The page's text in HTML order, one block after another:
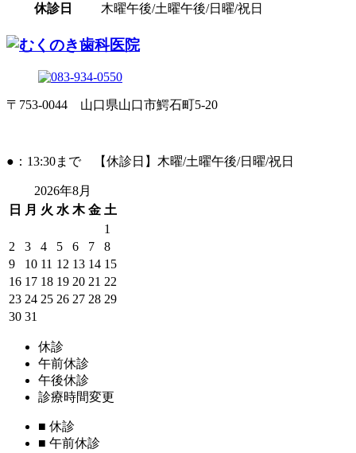
休診日
木曜午後/土曜午後/日曜/祝日
〒753-0044 山口県山口市鰐石町5-20
●：13:30まで 【休診日】木曜/土曜午後/日曜/祝日
2026年8月
日
月 火 水 木 金 土
1
2
3 4 5 6 7
8
9
10 11 12 13 14 15
16 17 18 19 20 21 22
23 24 25 26 27 28 29
30 31
休診
午前休診
午後休診
診療時間変更
■ 休診
■ 午前休診